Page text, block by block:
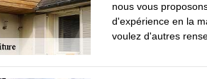
nous vous
d'expérience en la
voulez d'autres